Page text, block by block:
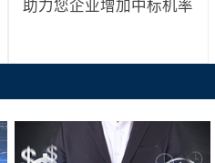
助力您企业增加中标机率